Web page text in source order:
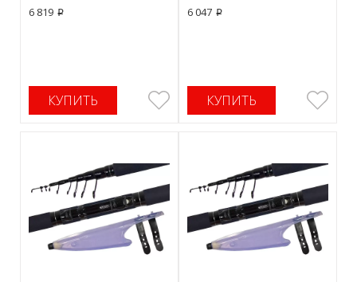
6 819 p
КУПИТЬ
6 047 p
КУПИТЬ